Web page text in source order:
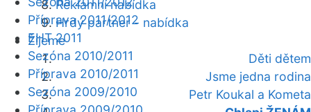
Reklamní nabídka
Hrdý partner - nabídka
Žijeme
Děti dětem
Jsme jedna rodina
Petr Koukal a Kometa
Příprava 2011/2012
EHT 2011
Sezóna 2010/2011
Příprava 2010/2011
Sezóna 2009/2010